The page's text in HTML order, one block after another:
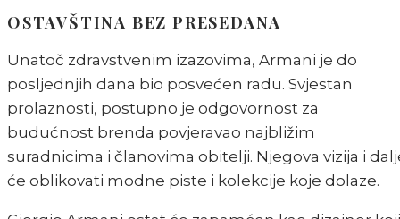
OSTAVŠTINA BEZ PRESEDANA
Unatoč zdravstvenim izazovima, Armani je do
posljednjih dana bio posvećen radu. Svjestan
prolaznosti, postupno je odgovornost za
budućnost brenda povjeravao najbližim
suradnicima i članovima obitelji. Njegova vizija i
će oblikovati modne piste i kolekcije koje dolaze.